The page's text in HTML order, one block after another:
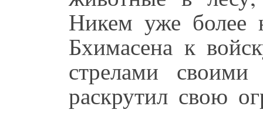
Никем уже более
Бхимасена к
стрелами
раскрутил свою